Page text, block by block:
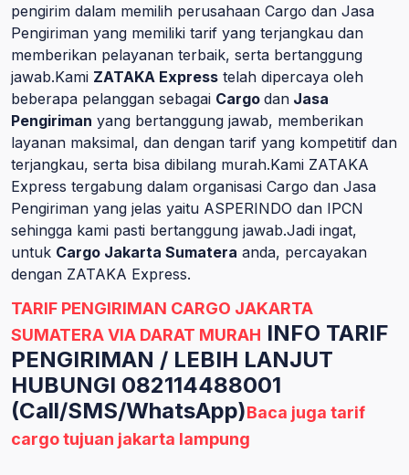
pengirim dalam memilih perusahaan Cargo dan Jasa
Pengiriman yang memiliki tarif yang terjangkau dan
memberikan pelayanan terbaik, serta bertanggung
jawab.Kami ZATAKA Express telah dipercaya oleh
beberapa pelanggan sebagai Cargo dan Jasa
Pengiriman yang bertanggung jawab, memberikan
layanan maksimal, dan dengan tarif yang kompetitif dan
terjangkau, serta bisa dibilang murah.Kami ZATAKA
Express tergabung dalam organisasi Cargo dan Jasa
Pengiriman yang jelas yaitu ASPERINDO dan IPCN
sehingga kami pasti bertanggung jawab.Jadi ingat,
untuk Cargo Jakarta Sumatera anda, percayakan
dengan ZATAKA Express.
TARIF PENGIRIMAN CARGO JAKARTA
SUMATERA VIA DARAT MURAH INFO TARIF
PENGIRIMAN / LEBIH LANJUT
HUBUNGI 082114488001
(Call/SMS/WhatsApp)Baca juga tarif
cargo tujuan jakarta lampung